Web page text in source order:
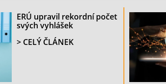
ERÚ upravil rekordní počet
svých vyhlášek
> CELÝ ČLÁNEK